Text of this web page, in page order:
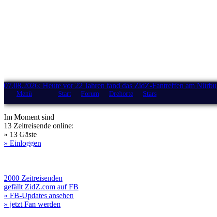
07.08.2026: Heute vor 22 Jahren fand das ZidZ-Fantreffen am
Menü Start Forum Drehorte Stars
Im Moment sind
13 Zeitreisende online:
» 13 Gäste
» Einloggen
2000 Zeitreisenden
gefällt ZidZ.com auf FB
» FB-Updates ansehen
» jetzt Fan werden